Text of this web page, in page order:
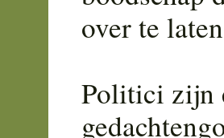
over te
Politici zijn